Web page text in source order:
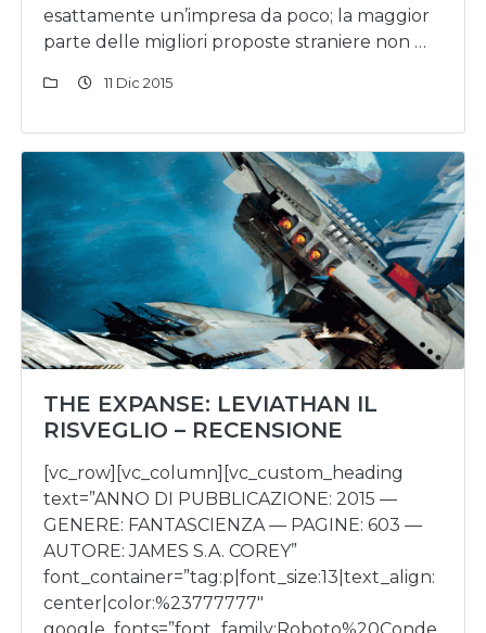
esattamente un’impresa da poco; la maggior
parte delle migliori proposte straniere non …
11 Dic 2015
THE EXPANSE: LEVIATHAN IL
RISVEGLIO – RECENSIONE
[vc_row][vc_column][vc_custom_heading
text=”ANNO DI PUBBLICAZIONE: 2015 —
GENERE: FANTASCIENZA — PAGINE: 603 —
AUTORE: JAMES S.A. COREY”
font_container=”tag:p|font_size:13|text_align:
center|color:%23777777″